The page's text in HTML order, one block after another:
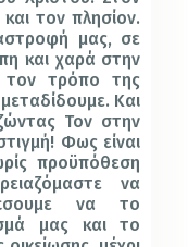
τον πλησίον.
μας, σε
και χαρά στην
τον τρόπο της
Και
Τον στην
Φως είναι
προϋπόθεση
να
να το
μας και το